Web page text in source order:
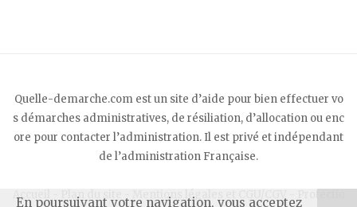
Quelle-demarche.com est un site d’aide pour bien effectuer vo
s démarches administratives, de résiliation, d’allocation ou enc
ore pour contacter l’administration. Il est privé et indépendant
de l’administration Française.
Accueil Plan du site Mentions légales et CGU/CGV
En poursuivant votre navigation, vous acceptez